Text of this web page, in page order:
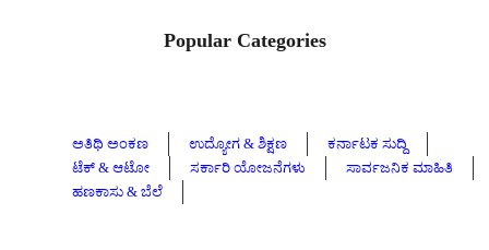
Popular Categories
ಅತಿಥಿ ಅಂಕಣ ಉದ್ಯೋಗ & ಶಿಕ್ಷಣ
ಕರ್ನಾಟಕ ಸುದ್ದಿ
ಟೆಕ್ & ಆಟೋ
ಸರ್ಕಾರಿ ಯೋಜನೆಗಳು
ಸಾರ್ವಜನಿಕ ಮಾಹಿತಿ
ಹಣಕಾಸು & ಬೆಲೆ